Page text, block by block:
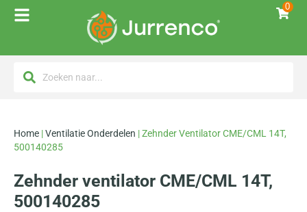
0
Home |Ventilatie Onderdelen |Zehnder Ventilator CME/CML 14T,
500140285
Zehnder ventilator CME/CML 14T,
500140285